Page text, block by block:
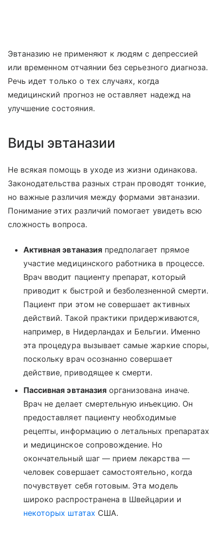
Эвтаназию не применяют к людям с депрессией
или временном отчаянии без серьезного диагноза.
Речь идет только о тех случаях, когда
медицинский прогноз не оставляет надежд на
улучшение состояния.
Виды эвтаназии
Не всякая помощь в уходе из жизни одинакова.
Законодательства разных стран проводят тонкие,
но важные различия между формами эвтаназии.
Понимание этих различий помогает увидеть всю
сложность вопроса.
Активная эвтаназияпредполагает прямое
участие медицинского работника в процессе.
Врач вводит пациенту препарат, который
приводит к быстрой и безболезненной смерти.
Пациент при этом не совершает активных
действий. Такой практики придерживаются,
например, в Нидерландах и Бельгии. Именно
эта процедура вызывает самые жаркие споры,
поскольку врач осознанно совершает
действие, приводящее к смерти.
Пассивная эвтаназияорганизована иначе.
Врач не делает смертельную инъекцию. Он
предоставляет пациенту необходимые
рецепты, информацию о летальных препаратах
и медицинское сопровождение. Но
окончательный шаг — прием лекарства —
человек совершает самостоятельно, когда
почувствует себя готовым. Эта модель
широко распространена в Швейцарии и
некоторых штатах США.